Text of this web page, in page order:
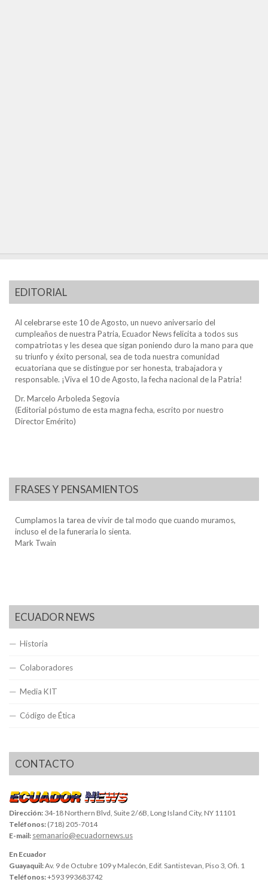
EDITORIAL
Al celebrarse este 10 de Agosto, un nuevo aniversario del
cumpleaños de nuestra Patria, Ecuador News felicita a todos sus
compatriotas y les desea que sigan poniendo duro la mano para que
su triunfo y éxito personal, sea de toda nuestra comunidad
ecuatoriana que se distingue por ser honesta, trabajadora y
responsable. ¡Viva el 10 de Agosto, la fecha nacional de la Patria!
Dr. Marcelo Arboleda Segovia
(Editorial póstumo de esta magna fecha, escrito por nuestro
Director Emérito)
FRASES Y PENSAMIENTOS
Cumplamos la tarea de vivir de tal modo que cuando muramos,
incluso el de la funeraria lo sienta.
Mark Twain
ECUADOR NEWS
Historia
Colaboradores
Media KIT
Código de Ética
CONTACTO
Dirección: 34-18 Northern Blvd, Suite 2/6B, Long Island City, NY 11101
Teléfonos: (718) 205-7014
E-mail: semanario@ecuadornews.us
En Ecuador
Guayaquil:Av. 9 de Octubre 109 y Malecón, Edif. Santistevan, Piso 3, Ofi. 1
Teléfonos:+593 993683742